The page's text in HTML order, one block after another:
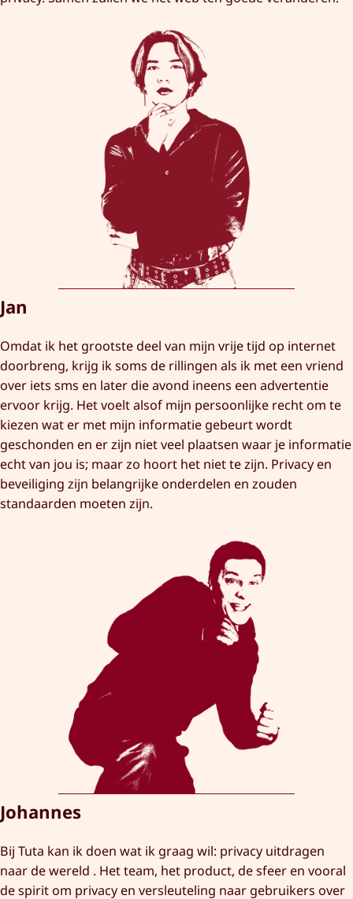
Jan
Omdat ik het grootste deel van mijn vrije tijd op internet
doorbreng, krijg ik soms de rillingen als ik met een vriend
over iets sms en later die avond ineens een advertentie
ervoor krijg. Het voelt alsof mijn persoonlijke recht om te
kiezen wat er met mijn informatie gebeurt wordt
geschonden en er zijn niet veel plaatsen waar je informatie
echt van jou is; maar zo hoort het niet te zijn. Privacy en
beveiliging zijn belangrijke onderdelen en zouden
standaarden moeten zijn.
Johannes
Bij Tuta kan ik doen wat ik graag wil: privacy uitdragen
naar de wereld . Het team, het product, de sfeer en vooral
de spirit om privacy en versleuteling naar gebruikers over